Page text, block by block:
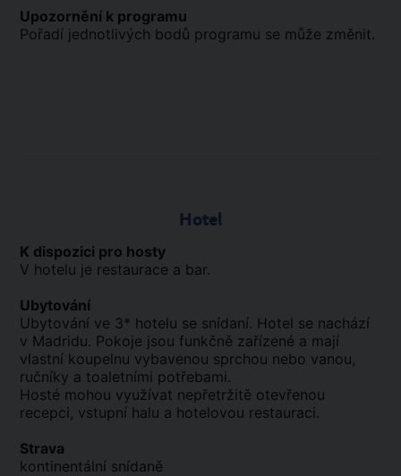
Upozornění k programu
Pořadí jednotlivých bodů programu se může změnit.
Hotel
K dispozici pro hosty
V hotelu je restaurace a bar.
Ubytování
Ubytování ve 3* hotelu se snídaní. Hotel se nachází
v Madridu. Pokoje jsou funkčně zařízené a mají
vlastní koupelnu vybavenou sprchou nebo vanou,
ručníky a toaletními potřebami.
Hosté mohou využívat nepřetržitě otevřenou
recepci, vstupní halu a hotelovou restauraci.
Strava
kontinentální snídaně